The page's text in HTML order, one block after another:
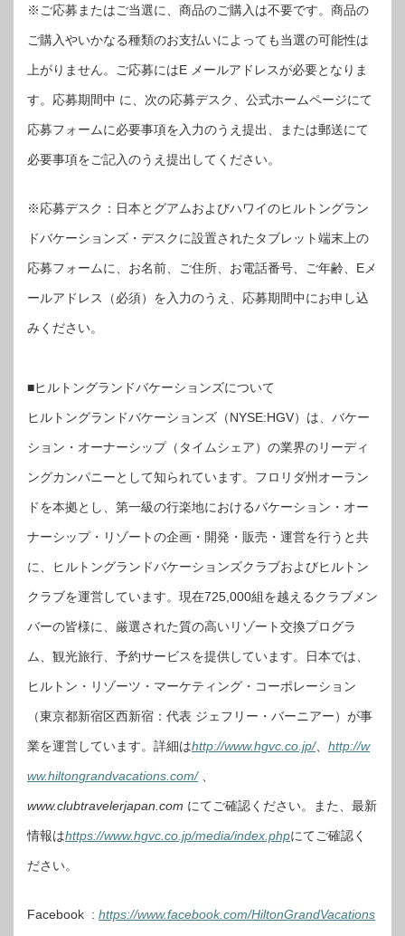
※ご応募またはご当選に、商品のご購入は不要です。商品の
ご購入やいかなる種類のお支払いによっても当選の可能性は
上がりません。ご応募にはE メールアドレスが必要となりま
す。応募期間中 に、次の応募デスク、公式ホームページにて
応募フォームに必要事項を入力のうえ提出、または郵送にて
必要事項をご記入のうえ提出してください。
※応募デスク：日本とグアムおよびハワイのヒルトングラン
ドバケーションズ・デスクに設置されたタブレット端末上の
応募フォームに、お名前、ご住所、お電話番号、ご年齢、Eメ
ールアドレス（必須）を入力のうえ、応募期間中にお申し込
みください。
■ヒルトングランドバケーションズについて
ヒルトングランドバケーションズ（NYSE:HGV）は、バケー
ション・オーナーシップ（タイムシェア）の業界のリーディ
ングカンパニーとして知られています。フロリダ州オーラン
ドを本拠とし、第一級の行楽地におけるバケーション・オー
ナーシップ・リゾートの企画・開発・販売・運営を行うと共
に、ヒルトングランドバケーションズクラブおよびヒルトン
クラブを運営しています。現在725,000組を越えるクラブメン
バーの皆様に、厳選された質の高いリゾート交換プログラ
ム、観光旅行、予約サービスを提供しています。日本では、
ヒルトン・リゾーツ・マーケティング・コーポレーション
（東京都新宿区西新宿：代表 ジェフリー・バーニアー）が事
業を運営しています。詳細はhttp://www.hgvc.co.jp/、 http://w
ww.hiltongrandvacations.com/、
www.clubtravelerjapan.com にてご確認ください。また、最新
情報はhttps://www.hgvc.co.jp/media/index.phpにてご確認く
ださい。
Facebook : https://www.facebook.com/HiltonGrandVacations